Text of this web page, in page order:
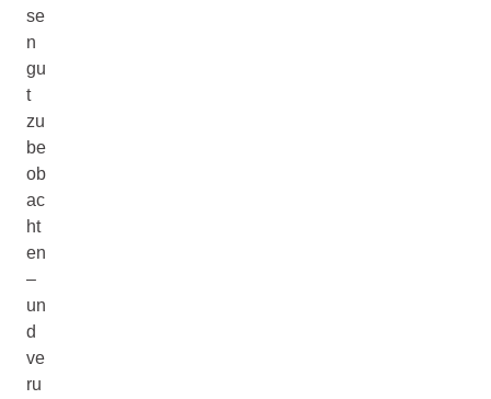
se
n
gu
t
zu
be
ob
ac
ht
en
–
un
d
ve
ru